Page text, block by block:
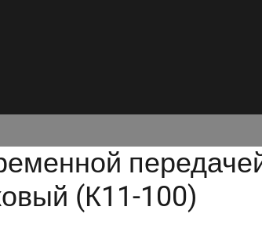
(К11-100)